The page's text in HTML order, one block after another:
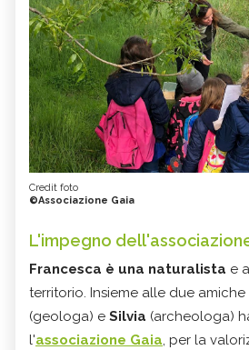
Credit foto
©Associazione Gaia
L'impegno
Francesca è una naturalista e
territorio. Insieme alle due amiche
(geologa) e Silvia (archeologa)
l'associazione Gaia, per la